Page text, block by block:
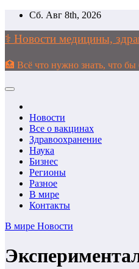
Перейти
содержимому
Сб. Авг 8th, 2026
⚕️ Новости медицины,
🏥 Всё что нужно знать, что бы
Новости
Все о вакцинах
Здравоохранение
Наука
Бизнес
Регионы
Разное
В мире
Контакты
В мире Новости